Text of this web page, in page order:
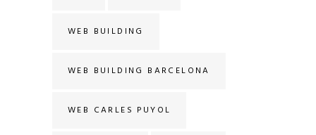
WEB BUILDING
WEB BUILDING BARCELONA
WEB CARLES PUYOL